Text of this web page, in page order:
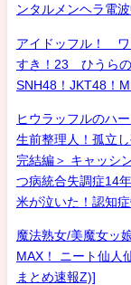
ンタルメンヘラ電
アイドッフル！
すき！23 ひうら
SNH48！JKT48！
ヒウラッフルのハ
生前整理人！孤立
完結編＞ キャッシ
つ病統合失調症14
米が泣いた！認知
魔法熟女/美魔女ッ
MAX！ ニート仙人
まとめ速報Z)]